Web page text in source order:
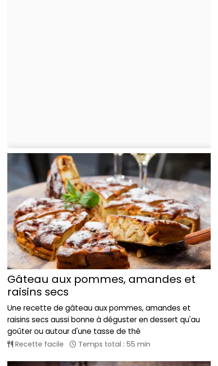
Gâteau aux pommes, amandes et
raisins secs
Une recette de gâteau aux pommes, amandes et
raisins secs aussi bonne à déguster en dessert qu'au
goûter ou autour d'une tasse de thé
Recette facile Temps total : 55 min